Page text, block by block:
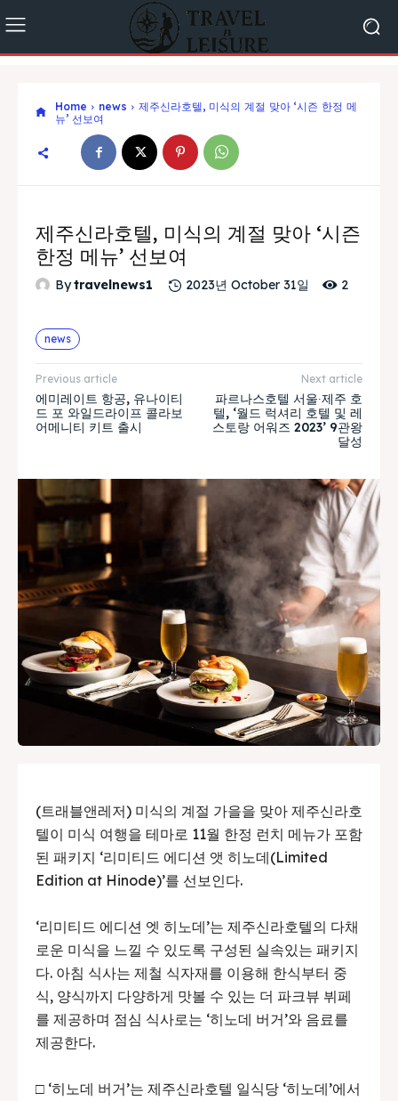
Home news
제주신라호텔, 미식의 계절 맞아 ‘시즌 한정 메
뉴’ 선보여
제주신라호텔, 미식의 계절 맞아 ‘시즌
한정 메뉴’ 선보여
Bytravelnews1 2023년 October 31일 2
news
Previous article
에미레이트 항공, 유나이티
드 포 와일드라이프 콜라보
어메니티 키트 출시
Next article
파르나스호텔 서울∙제주 호
텔, ‘월드 럭셔리 호텔 및 레
스토랑 어워즈 2023’ 9관왕
달성
(트래블앤레저) 미식의 계절 가을을 맞아 제주신라호
텔이 미식 여행을 테마로 11월 한정 런치 메뉴가 포함
된 패키지 ‘리미티드 에디션 앳 히노데(Limited
Edition at Hinode)’를 선보인다.
‘리미티드 에디션 엣 히노데’는 제주신라호텔의 다채
로운 미식을 느낄 수 있도록 구성된 실속있는 패키지
다. 아침 식사는 제철 식자재를 이용해 한식부터 중
식, 양식까지 다양하게 맛볼 수 있는 더 파크뷰 뷔페
를 제공하며 점심 식사로는 ‘히노데 버거’와 음료를
제공한다.
□ ‘히노데 버거’는 제주신라호텔 일식당 ‘히노데’에서